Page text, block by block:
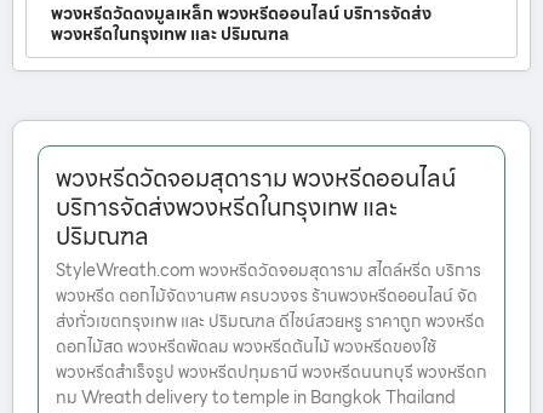
พวงหรีดวัดดงมูลเหล็ก พวงหรีดออนไลน์ บริการจัดส่ง
พวงหรีดในกรุงเทพ และ ปริมณฑล
พวงหรีดวัดจอมสุดาราม พวงหรีดออนไลน์
บริการจัดส่งพวงหรีดในกรุงเทพ และ
ปริมณฑล
StyleWreath.com พวงหรีดวัดจอมสุดาราม สไตล์หรีด บริการ
พวงหรีด ดอกไม้จัดงานศพ ครบวงจร ร้านพวงหรีดออนไลน์ จัด
ส่งทั่วเขตกรุงเทพ และ ปริมณฑล ดีไซน์สวยหรู ราคาถูก พวงหรีด
ดอกไม้สด พวงหรีดพัดลม พวงหรีดต้นไม้ พวงหรีดของใช้
พวงหรีดสำเร็จรูป พวงหรีดปทุมธานี พวงหรีดนนทบุรี พวงหรีดก
ทม Wreath delivery to temple in Bangkok Thailand